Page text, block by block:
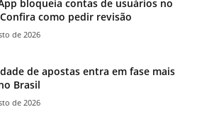
bloqueia contas de usuários no
como pedir revisão
de 2026
de apostas entra em fase mais
Brasil
de 2026